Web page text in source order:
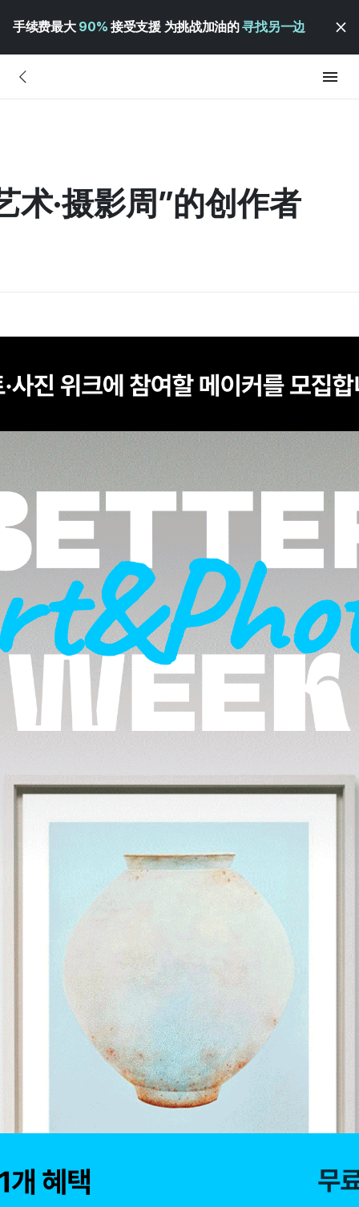
手续费最大 90% 接受支援 为挑战加油的寻找另一边
·摄影周”的创作者